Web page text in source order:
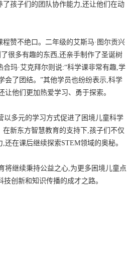
了孩子们的团队协作能力,还让他们在动
赞不绝口。二年级的艾斯马·图尔贡兴
很多有趣的东西,还亲手制作了圣诞树
玛·艾克拜尔则说:“科学课非常有趣,学
会了团结。”其他学员也纷纷表示,科学
他们更加热爱学习、勇于探索。
以多元的学习方式促进了困境儿童科学
新东方智慧教育的支持下,孩子们不仅
在课后继续探索STEM领域的奥秘。
将继续秉持公益之心,为更多困境儿童点
技创新和知识传播的成才之路。